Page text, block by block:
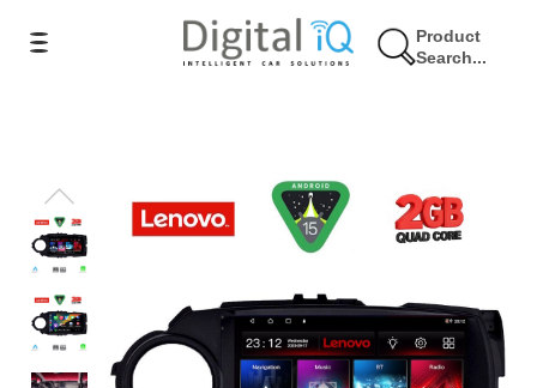
Product
Search...
17% Έκπτωση